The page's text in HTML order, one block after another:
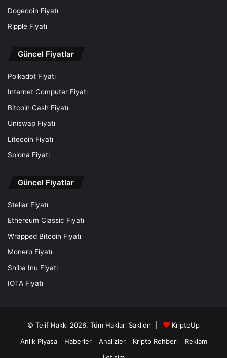
Dogecoin Fiyatı
Ripple Fiyatı
Güncel Fiyatlar
Polkadot Fiyatı
Internet Computer Fiyatı
Bitcoin Cash Fiyatı
Uniswap Fiyatı
Litecoin Fiyatı
Solona Fiyatı
Güncel Fiyatlar
Stellar Fiyatı
Ethereum Classic Fiyatı
Wrapped Bitcoin Fiyatı
Monero Fiyatı
Shiba Inu Fiyatı
IOTA Fiyatı
© Telif Hakkı 2026, Tüm Hakları Saklıdır |
KriptoUp
Anlık Piyasa
Haberler Analizler Kripto Rehberi
Reklam